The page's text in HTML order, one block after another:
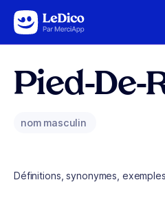
Aller au contenu
Pied-De-
nom masculin
Définitions, synonymes,